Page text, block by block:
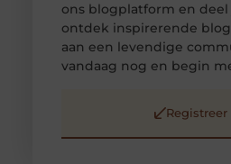
ons blogplatform en
ontdek inspirerende
aan een levendige
vandaag nog en begin
Registreer